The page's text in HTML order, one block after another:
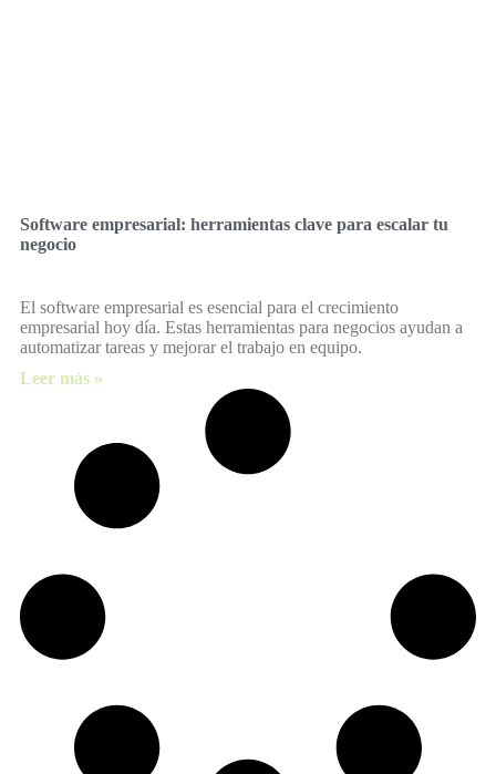
Software empresarial: herramientas clave para escalar tu
negocio
El software empresarial es esencial para el crecimiento
empresarial hoy día. Estas herramientas para negocios ayudan a
automatizar tareas y mejorar el trabajo en equipo.
Leer más »